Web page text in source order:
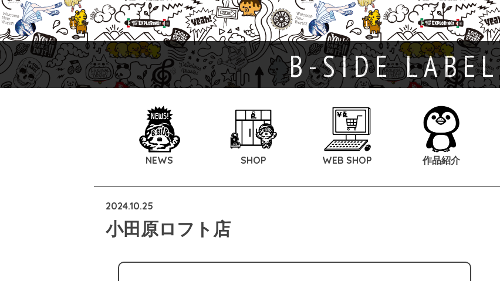
B-SIDE LABEL
NEWS SHOP WEB SHOP 作品紹介
2024.10.25
小田原ロフト店